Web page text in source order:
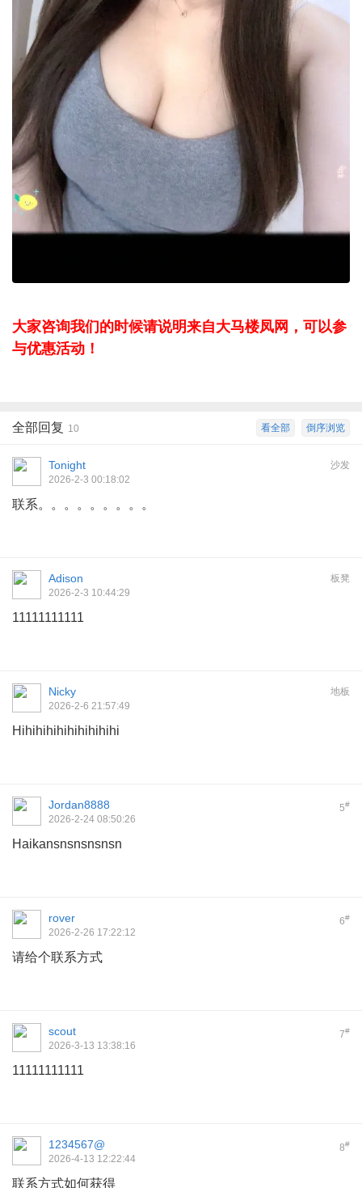
大家咨询我们的时候请说明来自大马楼凤网，可以参
与优惠活动！
倒序浏览
看全部
全部回复 10
沙发
Tonight
2026-2-3 00:18:02
联系。。。。。。。。。
板凳
Adison
2026-2-3 10:44:29
11111111111
地板
Nicky
2026-2-6 21:57:49
Hihihihihihihihihihi
5#
Jordan8888
2026-2-24 08:50:26
Haikansnsnsnsnsn
6#
rover
2026-2-26 17:22:12
请给个联系方式
7#
scout
2026-3-13 13:38:16
11111111111
8#
1234567@
2026-4-13 12:22:44
联系方式如何获得